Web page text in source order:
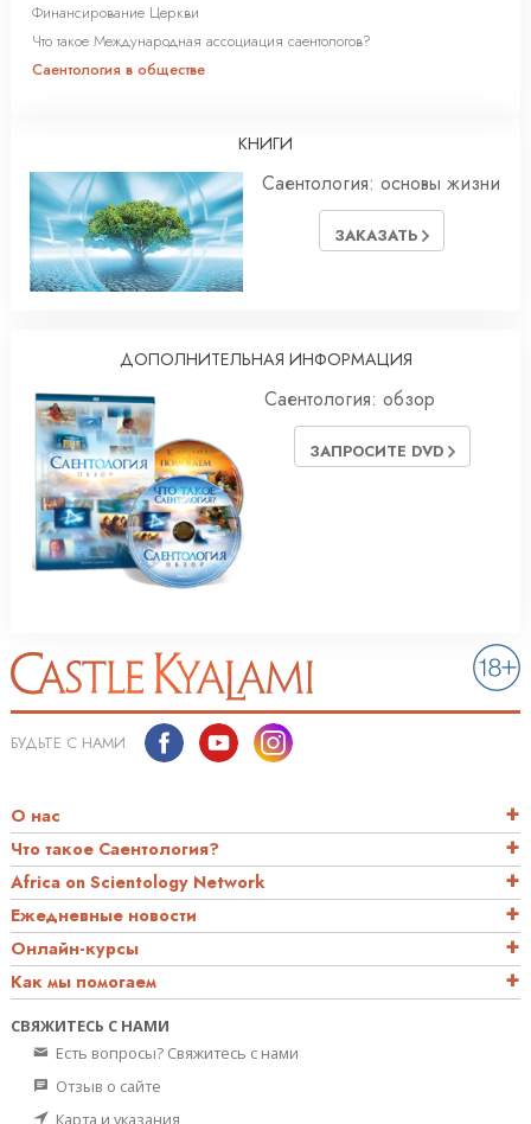
Финансирование Церкви
Что такое Международная ассоциация саентологов?
Саентология в обществе
КНИГИ
Саентология: основы жизни
ЗАКАЗАТЬ
ДОПОЛНИТЕЛЬНАЯ ИНФОРМАЦИЯ
Саентология: обзор
ЗАПРОСИТЕ DVD
БУДЬТЕ С НАМИ
О нас
Что такое Саентология?
Africa on Scientology Network
Ежедневные новости
Онлайн-курсы
Как мы помогаем
СВЯЖИТЕСЬ С НАМИ
Есть вопросы? Свяжитесь с нами
Отзыв о сайте
Карта и указания